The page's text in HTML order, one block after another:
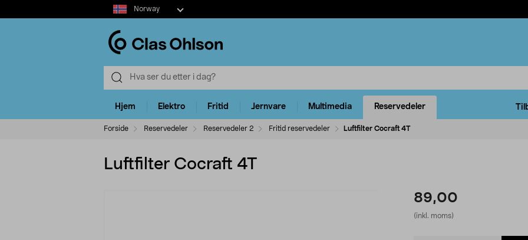
Select
market
Norway
Hjem Elektro Fritid Jernvare Multimedia Reservedeler
Forside Reservedeler Reservedeler 2 Fritid reservedeler Luftfilter Cocraft 4T
Luftfilter Cocraft 4T
89,00
(inkl. moms)